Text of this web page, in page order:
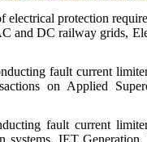
protection
and DC railway grids,
fault current
on Applied
fault current
IET